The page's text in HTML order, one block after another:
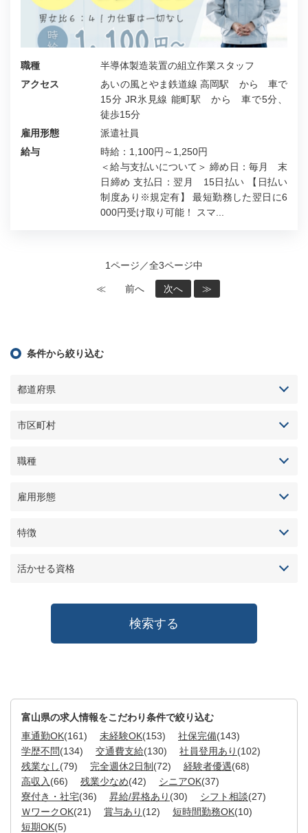
職種
半導体製造装置の組立作業スタッフ
アクセス
あいの風とやま鉄道線 高岡駅 から 車で
15分 JR氷見線 能町駅 から 車で5分、
徒歩15分
雇用形態
派遣社員
給与
時給：1,100円～1,250円
＜給与支払いについて＞ 締め日：毎月 末
日締め 支払日：翌月 15日払い 【日払い
制度あり※規定有】 最短勤務した翌日に6
000円受け取り可能！ スマ...
1ページ／全3ページ中
≪ 前へ 次へ ≫
条件から絞り込む
都道府県
市区町村
職種
雇用形態
特徴
活かせる資格
富山県の求人情報をこだわり条件で絞り込む
車通勤OK(161) 未経験OK(153) 社保完備(143)
学歴不問(134) 交通費支給(130) 社員登用あり (102)
残業なし(79) 完全週休2日制 (72) 経験者優遇(68)
高収入 (66) 残業少なめ(42) シニアOK(37)
寮付き・社宅(36) 昇給/昇格あり (30) シフト相談(27)
ＷワークOK(21) 賞与あり (12) 短時間勤務OK(10)
短期OK(5)